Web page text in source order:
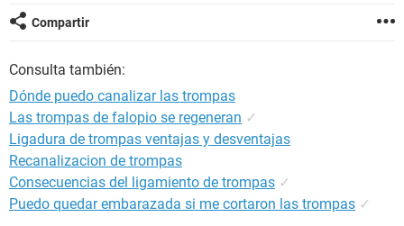
Compartir
Consulta también:
Dónde puedo canalizar las trompas
Las trompas de falopio se regeneran ✓
Ligadura de trompas ventajas y desventajas
Recanalizacion de trompas
Consecuencias del ligamiento de trompas ✓
Puedo quedar embarazada si me cortaron las trompas ✓